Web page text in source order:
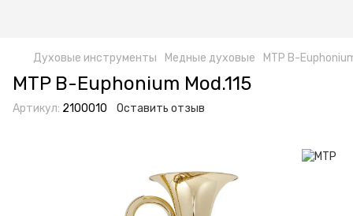
Духовые инструменты Медные духовые MTP B-
MTP B-Euphonium Mod.115
Артикул: 2100010 Оставить отзыв